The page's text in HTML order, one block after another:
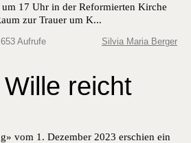
17 Uhr in der Reformierten Kirche
zur Trauer um K...
653 Aufrufe Silvia Maria Berger
reicht
vom 1. Dezem­ber 2023 erschien ein